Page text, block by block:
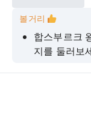
볼거리
합스부르크
지를 둘러보
마요르 광장